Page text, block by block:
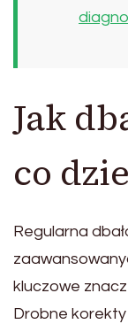
Jak
co
Regularna
kluczowe
Drobne